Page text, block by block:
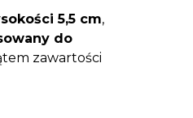
5,5 cm,
do
zawartości